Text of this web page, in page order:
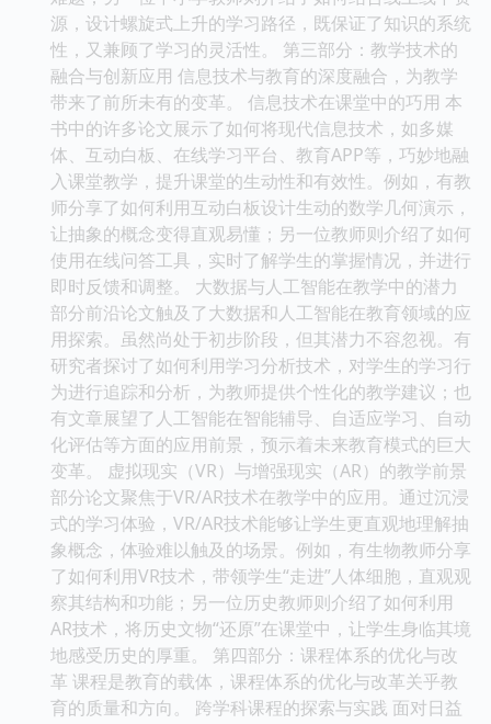
源，设计螺旋式上升的学习路径，既保证了知识的系统
性，又兼顾了学习的灵活性。 第三部分：教学技术的
融合与创新应用 信息技术与教育的深度融合，为教学
带来了前所未有的变革。 信息技术在课堂中的巧用 本
书中的许多论文展示了如何将现代信息技术，如多媒
体、互动白板、在线学习平台、教育APP等，巧妙地融
入课堂教学，提升课堂的生动性和有效性。例如，有教
师分享了如何利用互动白板设计生动的数学几何演示，
让抽象的概念变得直观易懂；另一位教师则介绍了如何
使用在线问答工具，实时了解学生的掌握情况，并进行
即时反馈和调整。 大数据与人工智能在教学中的潜力
部分前沿论文触及了大数据和人工智能在教育领域的应
用探索。虽然尚处于初步阶段，但其潜力不容忽视。有
研究者探讨了如何利用学习分析技术，对学生的学习行
为进行追踪和分析，为教师提供个性化的教学建议；也
有文章展望了人工智能在智能辅导、自适应学习、自动
化评估等方面的应用前景，预示着未来教育模式的巨大
变革。 虚拟现实（VR）与增强现实（AR）的教学前景
部分论文聚焦于VR/AR技术在教学中的应用。通过沉浸
式的学习体验，VR/AR技术能够让学生更直观地理解抽
象概念，体验难以触及的场景。例如，有生物教师分享
了如何利用VR技术，带领学生“走进”人体细胞，直观观
察其结构和功能；另一位历史教师则介绍了如何利用
AR技术，将历史文物“还原”在课堂中，让学生身临其境
地感受历史的厚重。 第四部分：课程体系的优化与改
革 课程是教育的载体，课程体系的优化与改革关乎教
育的质量和方向。 跨学科课程的探索与实践 面对日益